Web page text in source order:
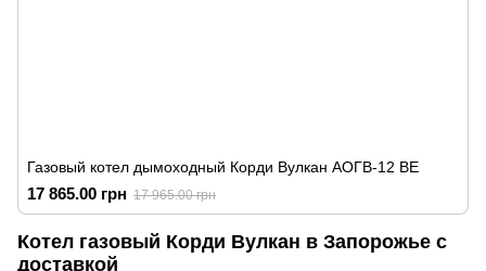
Газовый котел дымоходный Корди Вулкан АОГВ-12 ВЕ
17 865.00 грн 17 965.00 грн
Котел газовый Корди Вулкан в Запорожье с
доставкой